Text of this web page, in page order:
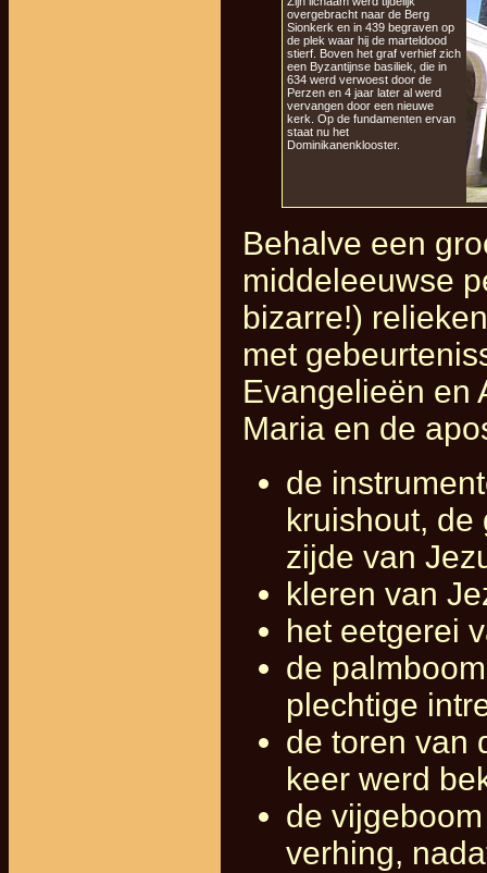
overgebracht naar de Berg
Sionkerk en in 439 begraven op
de plek waar hij de marteldood
stierf. Boven het graf verhief zich
een Byzantijnse basiliek, die in
634 werd verwoest door de
Perzen en 4 jaar later al werd
vervangen door een nieuwe
kerk. Op de fundamenten ervan
staat nu het
Dominikanenklooster.
Behalve een
middeleeuwse
bizarre!)
met
Evangelieën en
Maria en de
de
kruishout,
zijde van
kleren van
het eetgerei
de
plechtige
de toren van
keer werd
de
verhing,